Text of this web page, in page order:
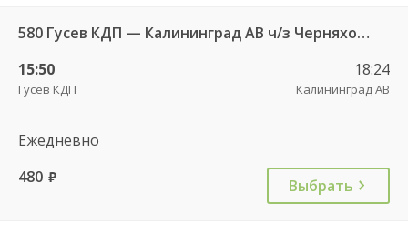
580 Гусев КДП — Калининград АВ ч/з Черняховск АС
15:50
Гусев КДП
18:24
Калининград АВ
Ежедневно
480 руб. Выбрать